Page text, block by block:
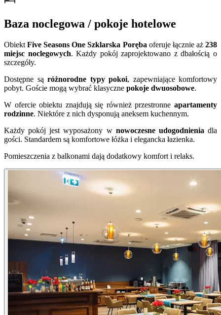
Baza noclegowa / pokoje hotelowe
ObiektFive Seasons One Szklarska Poręba oferuje łącznie aż238
miejsc noclegowych. Każdy pokój zaprojektowano z dbałością o
szczegóły.
Dostępne są różnorodne typy pokoi, zapewniające komfortowy
pobyt. Goście mogą wybrać klasyczne pokoje dwuosobowe.
W ofercie obiektu znajdują się również przestronne apartamenty
rodzinne. Niektóre z nich dysponują aneksem kuchennym.
Każdy pokój jest wyposażony w nowoczesne udogodnienia dla
gości. Standardem są komfortowe łóżka i elegancka łazienka.
Pomieszczenia z balkonami dają dodatkowy komfort i relaks.